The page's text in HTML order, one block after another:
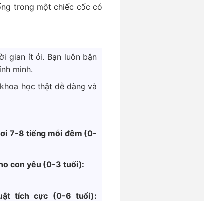
trong một chiếc cốc có
gian ít ỏi. Bạn luôn bận
mình.
học thật dễ dàng và
7-8 tiếng mỗi đêm (0-
con yêu (0-3 tuổi):
tích cực (0-6 tuổi):